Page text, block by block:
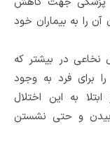
آن را به بیماران خود
نخاعی در بیشتر که
برای فرد به وجود
به این اختلال
و حتی نشستن